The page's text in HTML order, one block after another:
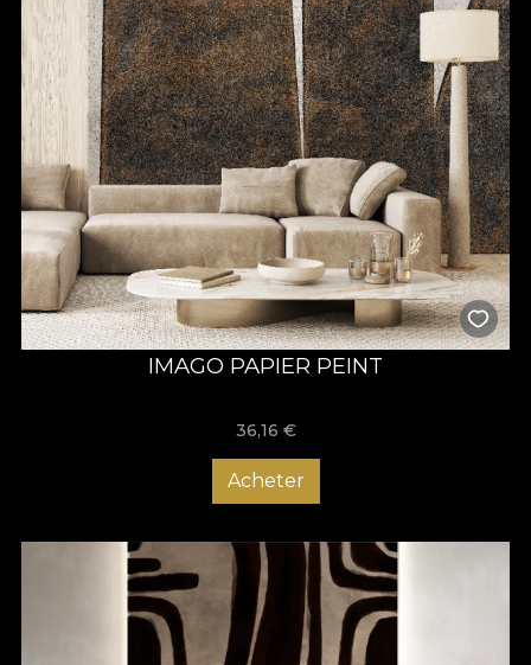
IMAGO PAPIER PEINT
36,16 €
Acheter